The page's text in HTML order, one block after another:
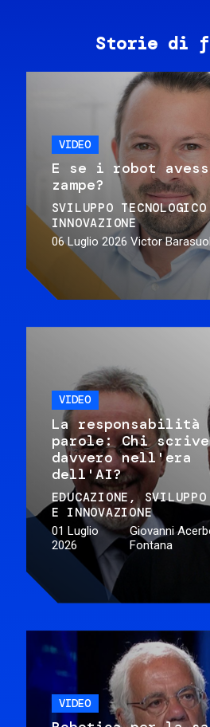
Storie di
VIDEO
E se i robot
zampe?
SVILUPPO
INNOVAZIONE
06 Luglio 2026 Victor Barasuol
VIDEO
La responsabilità
parole: Chi scrive
davvero nell'era
dell'AI?
EDUCAZIONE
E INNOVAZIONE
01 Luglio
2026
Giovanni
Fontana
VIDEO